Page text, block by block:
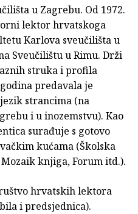
u Zagrebu. Od 1972.
lektor hrvatskoga
Karlova sveučilišta u
Sveučilištu u Rimu. Drži
struka i profila
predavala je
strancima (na
i u inozemstvu). Kao
surađuje s gotovo
kućama (Školska
knjiga, Forum itd.).
hrvatskih lektora
i predsjednica).